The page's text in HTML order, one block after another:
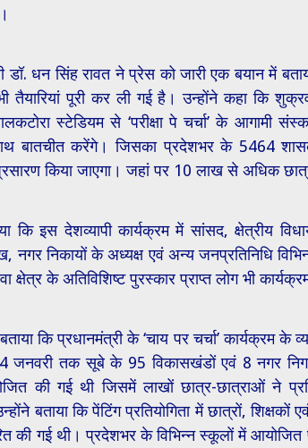
डॉ. धन सिंह रावत ने प्रेस को जारी एक बयान में बताया
तैयारियां पूरी कर ली गई है। उन्होंने कहा कि
स्टेडियम से ‘परीक्षा पे चर्चा’ के आगामी
बातचीत करेंगे। जिसका प्रदेशभर के 5464
किया जाएगा। जहां पर 10 लाख से अधिक
कि इस देशव्यापी कार्यक्रम में सांसद, क्षेत्रीय
नगर निकायों के अध्यक्ष एवं अन्य जनप्रतिनिधि
के अतिविशिष्ट पुरस्कार प्राप्त लोग भी
कि प्रधानमंत्री के ‘चाय पर चर्चा’ कार्यक्रम के
जनवरी तक सूबे के 95 विकासखंडों एवं 8 नगर
की गई थी जिसमें लाखों छात्र-छात्राओं ने
बताया कि पेंटिंग प्रतियोगिता में छात्रों,
की गई थी। प्रदेशभर के विभिन्न स्कूलों में आयोजित